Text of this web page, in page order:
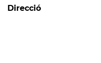
Direcció